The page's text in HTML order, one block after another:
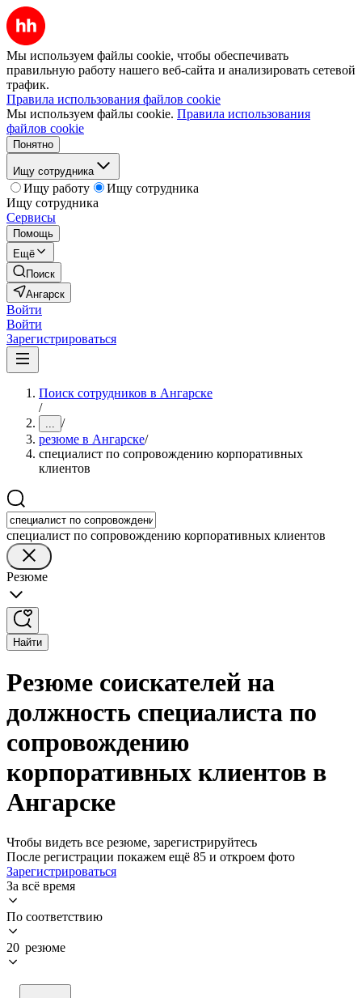
Мы используем файлы cookie, чтобы обеспечивать
правильную работу нашего веб-сайта и анализировать сетевой
трафик.
Правила использования файлов cookie
Мы используем файлы cookie. Правила использования
файлов cookie
Понятно
Ищу сотрудника
Ищу работу
Ищу сотрудника
Ищу сотрудника
Сервисы
Помощь
Ещё
Поиск
Ангарск
Войти
Войти
Зарегистрироваться
Поиск сотрудников в Ангарске
/
... /
резюме в Ангарске/
специалист по сопровождению корпоративных
клиентов
специалист по сопровождению корпоративных клиентов
Резюме
Найти
Резюме соискателей на
должность специалиста по
сопровождению
корпоративных клиентов в
Ангарске
Чтобы видеть все резюме, зарегистрируйтесь
После регистрации покажем ещё 85 и откроем фото
Зарегистрироваться
За всё время
По соответствию
20 резюме